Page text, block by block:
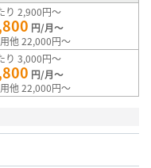
り 2,900円～
円/月～
他 22,000円～
り 3,000円～
円/月～
他 22,000円～